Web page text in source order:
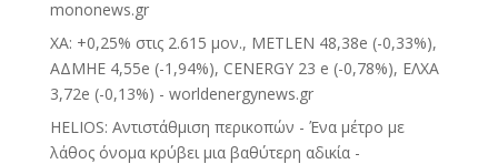
mononews.gr
ΧΑ: +0,25% στις 2.615 μον., METLEN 48,38e (-0,33%),
ΑΔΜΗΕ 4,55e (-1,94%), CENERGY 23 e (-0,78%), ΕΛΧΑ
3,72e (-0,13%) - worldenergynews.gr
HELIOS: Αντιστάθμιση περικοπών - Ένα μέτρο με
λάθος όνομα κρύβει μια βαθύτερη αδικία -